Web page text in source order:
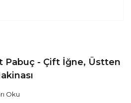
Pabuç - Çift İğne, Üstten
Oku